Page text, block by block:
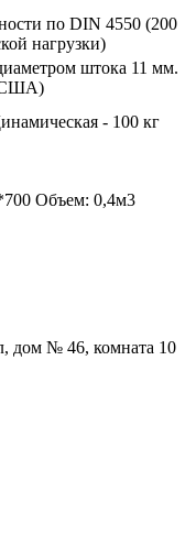
по DIN 4550 (200
нагрузки)
штока 11 мм.
- 100 кг
Объем: 0,4м3
дом № 46, комната 10